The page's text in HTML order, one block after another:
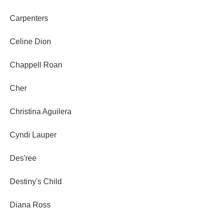
Carpenters
Celine Dion
Chappell Roan
Cher
Christina Aguilera
Cyndi Lauper
Des'ree
Destiny's Child
Diana Ross